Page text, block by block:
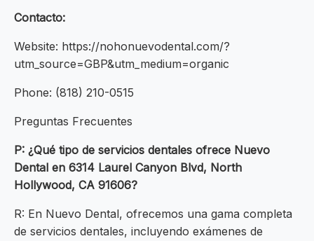
Contacto:
Website: https://nohonuevodental.com/?
utm_source=GBP&utm_medium=organic
Phone: (818) 210-0515
Preguntas Frecuentes
P: ¿Qué tipo de servicios dentales ofrece Nuevo
Dental en 6314 Laurel Canyon Blvd, North
Hollywood, CA 91606?
R: En Nuevo Dental, ofrecemos una gama completa
de servicios dentales, incluyendo exámenes de